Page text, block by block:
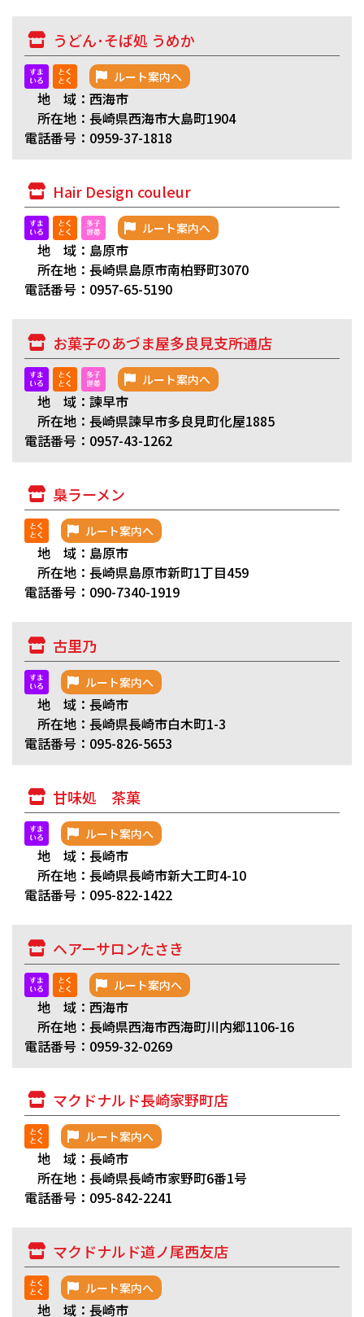
うどん･そば処 うめか
ルート案内へ
地 域：西海市
所在地：長崎県西海市大島町1904
電話番号：0959-37-1818
Hair Design couleur
ルート案内へ
地 域：島原市
所在地：長崎県島原市南柏野町3070
電話番号：0957-65-5190
お菓子のあづま屋多良見支所通店
ルート案内へ
地 域：諫早市
所在地：長崎県諫早市多良見町化屋1885
電話番号：0957-43-1262
梟ラーメン
ルート案内へ
地 域：島原市
所在地：長崎県島原市新町1丁目459
電話番号：090-7340-1919
古里乃
ルート案内へ
地 域：長崎市
所在地：長崎県長崎市白木町1-3
電話番号：095-826-5653
甘味処 茶菓
ルート案内へ
地 域：長崎市
所在地：長崎県長崎市新大工町4-10
電話番号：095-822-1422
ヘアーサロンたさき
ルート案内へ
地 域：西海市
所在地：長崎県西海市西海町川内郷1106-16
電話番号：0959-32-0269
マクドナルド長崎家野町店
ルート案内へ
地 域：長崎市
所在地：長崎県長崎市家野町6番1号
電話番号：095-842-2241
マクドナルド道ノ尾西友店
ルート案内へ
地 域：長崎市